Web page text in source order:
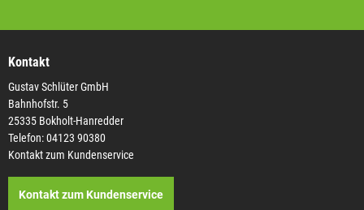
Kontakt
Gustav Schlüter GmbH
Bahnhofstr. 5
25335 Bokholt-Hanredder
Telefon: 04123 90380
Kontakt zum Kundenservice
Kontakt zum Kundenservice